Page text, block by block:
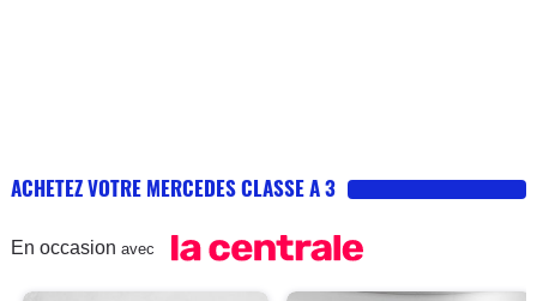
ACHETEZ VOTRE MERCEDES CLASSE A 3
En occasion avec